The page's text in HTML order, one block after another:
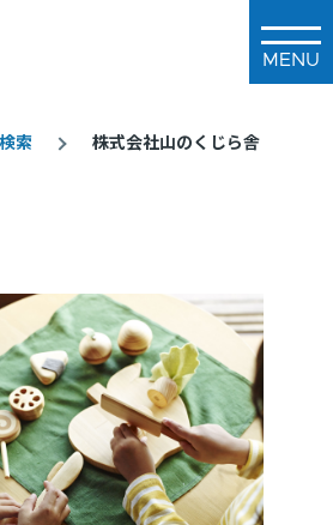
動
索 株式会社山のくじら舎